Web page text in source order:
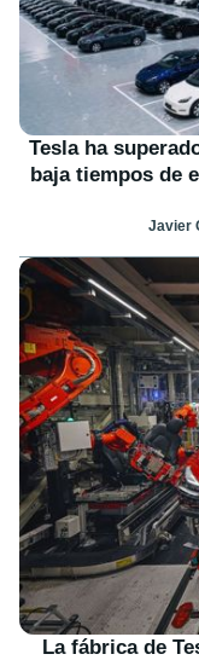
Tesla ha
baja tiempos de
Javier
La fábrica de